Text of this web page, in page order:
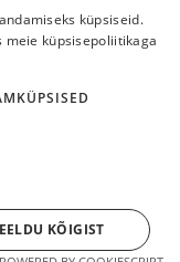
küpsiseid.
meie küpsisepoliitikaga
KÕIGIST